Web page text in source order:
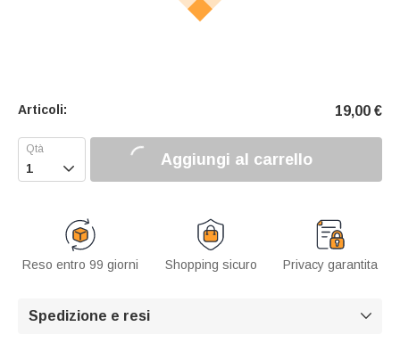
Articoli: 19,00 €
 Aggiungi al carrello
Reso entro 99 giorni Shopping sicuro Privacy garantita
Spedizione e resi 